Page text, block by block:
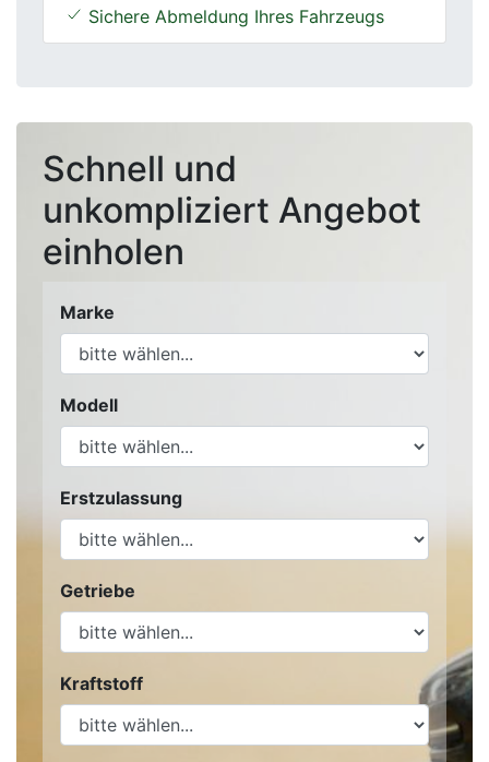
Sichere Abmeldung Ihres Fahrzeugs
Schnell und
unkompliziert Angebot
einholen
Marke
Modell
Erstzulassung
Getriebe
Kraftstoff